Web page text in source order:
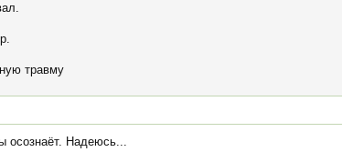
травму
осознаёт. Надеюсь...